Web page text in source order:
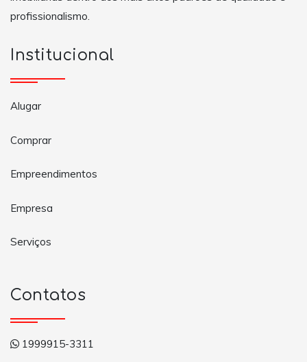
profissionalismo.
Institucional
Alugar
Comprar
Empreendimentos
Empresa
Serviços
Contatos
1999915-3311